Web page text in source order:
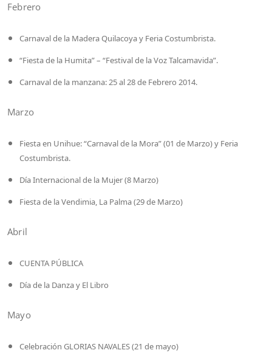
Febrero
Carnaval de la Madera Quilacoya y Feria Costumbrista.
“Fiesta de la Humita” – “Festival de la Voz Talcamavida”.
Carnaval de la manzana: 25 al 28 de Febrero 2014.
Marzo
Fiesta en Unihue: “Carnaval de la Mora” (01 de Marzo) y Feria
Costumbrista.
Día Internacional de la Mujer (8 Marzo)
Fiesta de la Vendimia, La Palma (29 de Marzo)
Abril
CUENTA PÚBLICA
Día de la Danza y El Libro
Mayo
Celebración GLORIAS NAVALES (21 de mayo)